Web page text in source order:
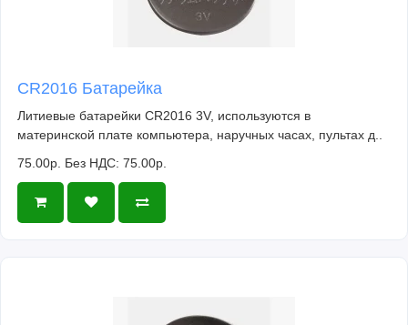
CR2016 Батарейка
Литиевые батарейки CR2016 3V, используются в
материнской плате компьютера, наручных часах, пультах д..
75.00р. Без НДС: 75.00р.